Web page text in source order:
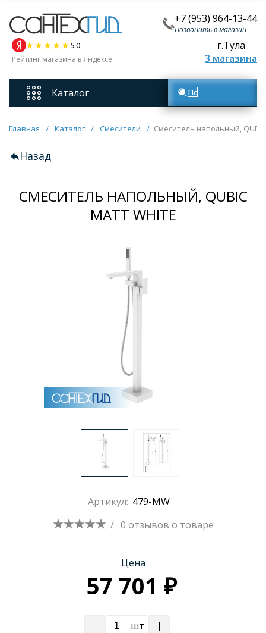
+7 (953) 964-13-44
Позвонить в магазин
5.0
Рейтинг магазина в Яндексе
г.Тула
3 магазина
Каталог
Смесители
Унитазы
Мебель для ванных комнат
Душевые кабины
Полотенцесушители
Аксессуары для ванных комнат
Душевые поддоны
Душевые уголки и ограждения
Поиск товаров
Главная / Каталог / Смесители / Смеситель напольный,
Назад
СМЕСИТЕЛЬ НАПОЛЬНЫЙ, QUBIC
MATT WHITE
Артикул: 479-MW
/ 0 отзывов о товаре
Цена
57 701 ₽
шт